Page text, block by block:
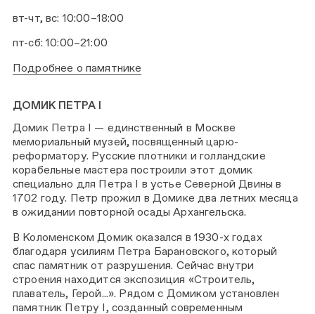
вт-чт, вс: 10:00–18:00
пт-сб: 10:00–21:00
Подробнее о памятнике
ДОМИК ПЕТРА I
Домик Петра I — единственный в Москве
мемориальный музей, посвященный царю-
реформатору. Русские плотники и голландские
корабельные мастера построили этот домик
специально для Петра I в устье Северной Двины в
1702 году. Петр прожил в Домике два летних месяца
в ожидании повторной осады Архангельска.
В Коломенском Домик оказался в 1930-х годах
благодаря усилиям Петра Барановского, который
спас памятник от разрушения. Сейчас внутри
строения находится экспозиция «Строитель,
плаватель, Герой...». Рядом с Домиком установлен
памятник Петру I, созданный современным